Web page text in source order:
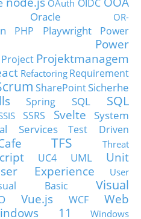
OAuth OIDC
Oracle
OR-
PHP Playwright
Power
Power
Project Projektmanagem
Refactoring Requirement
SharePointSicherhe
Spring SQL
SQL
SSRS Svelte
System
Services
Test Driven
TFS
Threat
UC4 UML
Unit
Experience
User
Basic
Visual
Vue.js WCF
Web
11
Windows